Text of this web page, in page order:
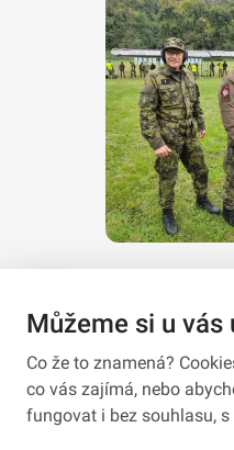
Můžeme si u
Co že to znamená?
co vás zajímá, nebo
fungovat i bez souhlasu, s